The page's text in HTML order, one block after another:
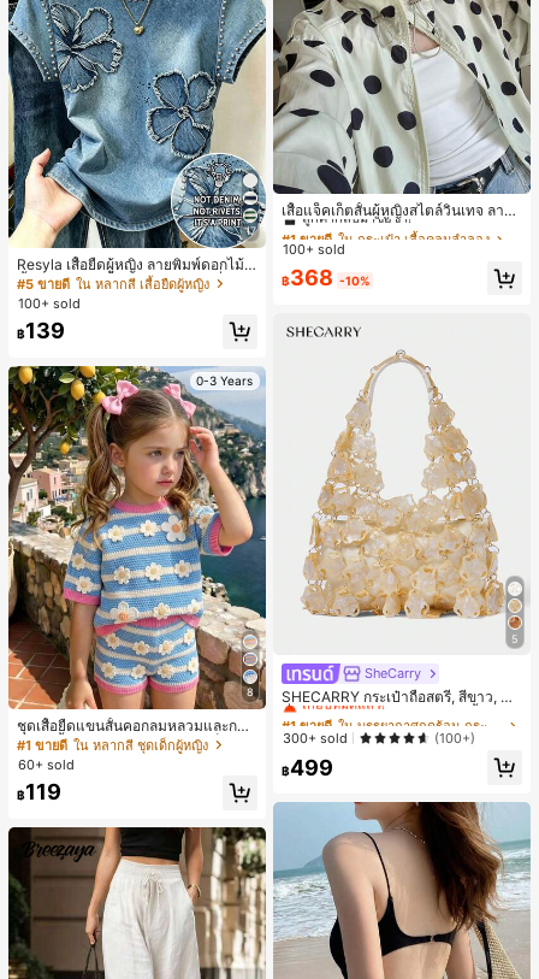
17
Resyla เสื้อยืดผู้หญิง ลายพิมพ์ดอกไม้สี
น้ำเงินวินเทจ เสื้อสำหรับออกไปเที่ยวฤ
ดูร้อน ดีไซน์กราฟิก สบายๆ อเนกประสง
ค์ สวมใส่ประจำวัน กลางแจ้ง ช้อปปิ้ง ท่
องเที่ยวกลางแจ้ง
#5 ขายดี ใน หลากสี เสื้อยืดผู้หญิง
100+ sold
฿139
0-3 Years
8
ชุดเสื้อยืดแขนสั้นคอกลมหลวมและกาง
เกงขาสั้นไบค์เกอร์รัดรูปสำหรับเด็กผู้ห
ญิง สไตล์มินิมอล เหมาะสำหรับฤดูใบไ
ม้ผลิและฤดูร้อน
#1 ขายดี ใน หลากสี ชุดเด็กผู้หญิง
60+ sold
฿119
เสื้อแจ็คเก็ตสั้นผู้หญิงสไตล์วินเทจ ลายจุ
ดขนาดใหญ่ คอตั้ง เอวเข้ารูป แขนพอง
ทรงหลวม แฟชั่นอเนกประสงค์ สำหรับใ
#1 ขายดี
ใน กระเป๋า เสื้อคลุมลำลอง
ลูกค้ากลับมาซื้อซ้ำ!
#1 ขายดี ใน กระเป๋า เสื้อคลุมลำลอง
ลูกค้ากลับมาซื้อซ้ำ!
#1 ขายดี ใน กระเป๋า เสื้อคลุมลำลอง
ลูกค้ากลับมาซื้อซ้ำ!
#1 ขายดี
ใน กระเป๋า เสื้อคลุมลำลอง
100+ sold
฿368 -10%
5
SheCarry
SHECARRY กระเป๋าถือสตรี, สีขาว, แฟ
ชั่น, สง่างาม, วันหยุด, งานปาร์ตี้
#1 ขายดี
เกือบหมดแล้ว!
#1 ขายดี
เกือบหมดแล้ว!
#1 ขายดี
เกือบหมดแล้ว!
#1 ขายดี
ใน บรรยากาศฤดูร้อน กระเป๋าหูหิ้วด้านบนผู้หญิง
เกือบหมดแล้ว!
300+ sold (100+)
฿499